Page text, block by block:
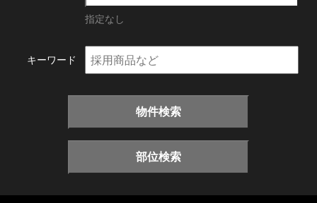
指定なし
キーワード
物件検索
部位検索